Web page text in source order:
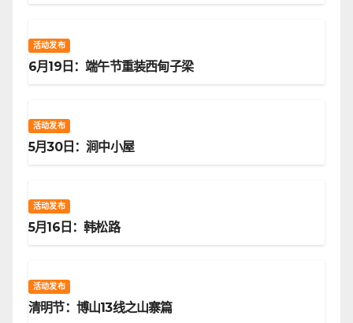
活动发布
6月19日：端午节重装西甸子梁
活动发布
5月30日：涧中小屋
活动发布
5月16日：韩松路
活动发布
清明节：博山13线之山寨篇